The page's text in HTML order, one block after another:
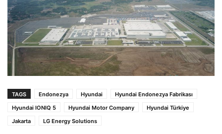
TAGS Endonezya Hyundai
Hyundai Endonezya Fabrikası
Hyundai IONIQ 5
Hyundai Motor Company
Hyundai Türkiye
Jakarta
LG Energy Solutions